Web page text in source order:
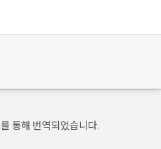
를 통해 번역되었습니다.